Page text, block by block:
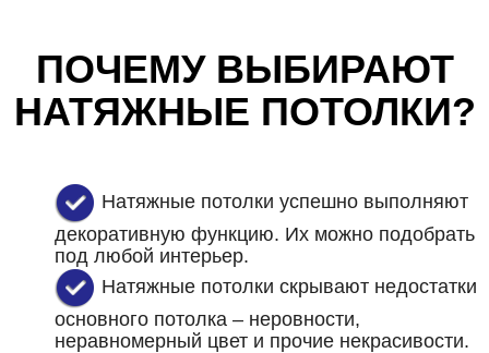
ПОЧЕМУ ВЫБИРАЮТ
НАТЯЖНЫЕ ПОТОЛКИ?
Натяжные потолки успешно выполняют
декоративную функцию. Их можно подобрать
под любой интерьер.
Натяжные потолки скрывают недостатки
основного потолка – неровности,
неравномерный цвет и прочие некрасивости.